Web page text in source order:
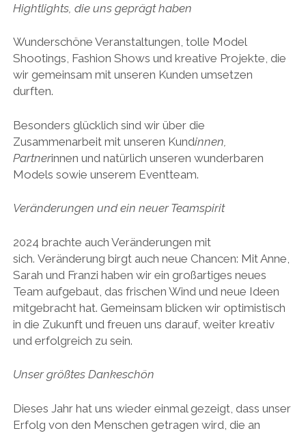
Hightlights, die uns geprägt haben
Wunderschöne Veranstaltungen, tolle Model
Shootings, Fashion Shows und kreative Projekte, die
wir gemeinsam mit unseren Kunden umsetzen
durften.
Besonders glücklich sind wir über die
Zusammenarbeit mit unseren Kundinnen,
Partnerinnen und natürlich unseren wunderbaren
Models sowie unserem Eventteam.
Veränderungen und ein neuer Teamspirit
2024 brachte auch Veränderungen mit
sich. Veränderung birgt auch neue Chancen: Mit Anne,
Sarah und Franzi haben wir ein großartiges neues
Team aufgebaut, das frischen Wind und neue Ideen
mitgebracht hat. Gemeinsam blicken wir optimistisch
in die Zukunft und freuen uns darauf, weiter kreativ
und erfolgreich zu sein.
Unser größtes Dankeschön
Dieses Jahr hat uns wieder einmal gezeigt, dass unser
Erfolg von den Menschen getragen wird, die an